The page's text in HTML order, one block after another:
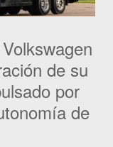
de su
por
de